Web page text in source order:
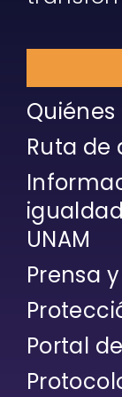
Ruta de
UNAM
Prensa
Portal